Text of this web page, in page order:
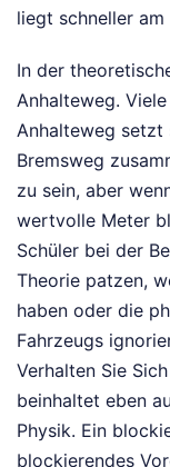
liegt schneller am
In der
Anhalteweg.
Anhalteweg setzt
Bremsweg
zu sein, aber
wertvolle Meter
Schüler bei der
Theorie patzen,
haben oder die
Fahrzeugs
Verhalten Sie
beinhaltet eben
Physik. Ein
blockierendes